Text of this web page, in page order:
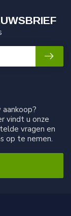
vindt u onze
vragen en
op te nemen.